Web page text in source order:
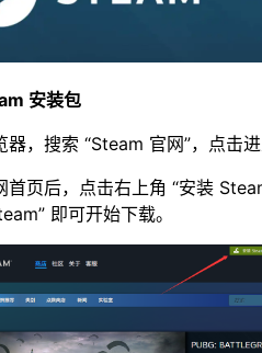
安装包​
器，搜索 “Steam 官网”，点击进
首页后，点击右上角 “安装
即可开始下载。​